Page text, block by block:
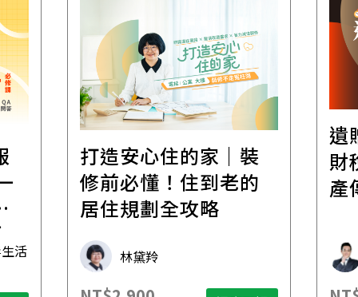
遺贈稅規劃直播課│
財稅專家親授，讓資
產傳承更有效率
財稅專家 朱家棟